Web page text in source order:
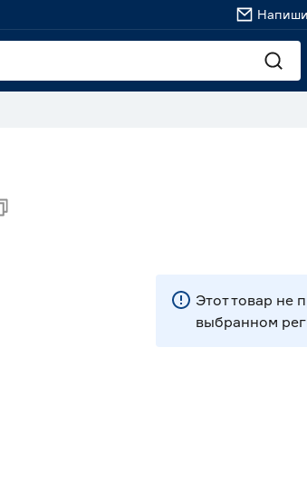
Этот товар не
выбранном